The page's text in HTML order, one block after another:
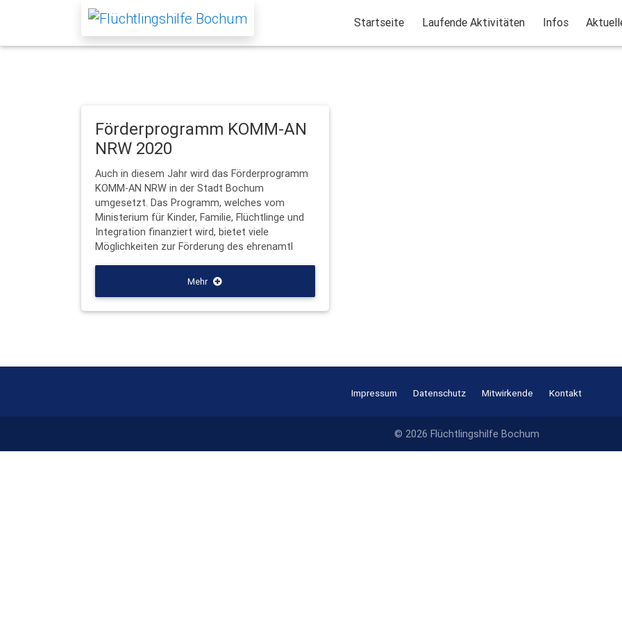
Startseite Laufende Aktivitäten Infos
Förderprogramm KOMM-AN
NRW 2020
Auch in diesem Jahr wird das Förderprogramm
KOMM-AN NRW in der Stadt Bochum
umgesetzt. Das Programm, welches vom
Ministerium für Kinder, Familie, Flüchtlinge und
Integration finanziert wird, bietet viele
Möglichkeiten zur Förderung des ehrenamtl
Mehr
Impressum Datenschutz Mitwirkende Kontakt
© 2026 Flüchtlingshilfe Bochum